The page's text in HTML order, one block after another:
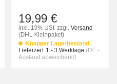
19,99 €
inkl. 19% USt. zzgl. Versand
(DHL Kleinpaket)
Knapper Lagerbestand
Lieferzeit: 1 - 3 Werktage (DE -
Ausland abweichend)